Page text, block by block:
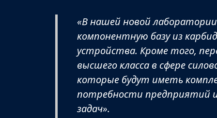
«В нашей новой
компонентную базу из
устройства. Кроме того,
высшего класса в сфере
которые будут иметь
потребности предприятий
задач».